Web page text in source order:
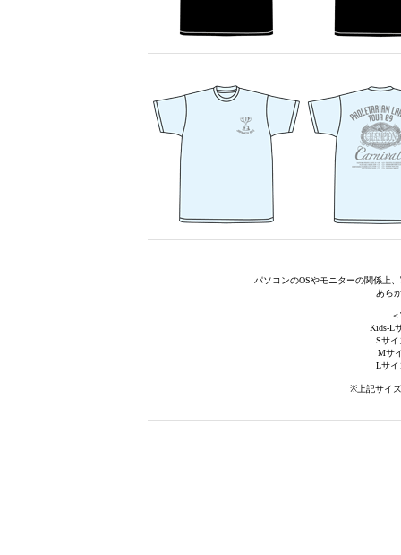
パソコンのOSやモニターの関係上
あら
Kids-L
Sサ
Mサ
Lサイ
※上記サイ